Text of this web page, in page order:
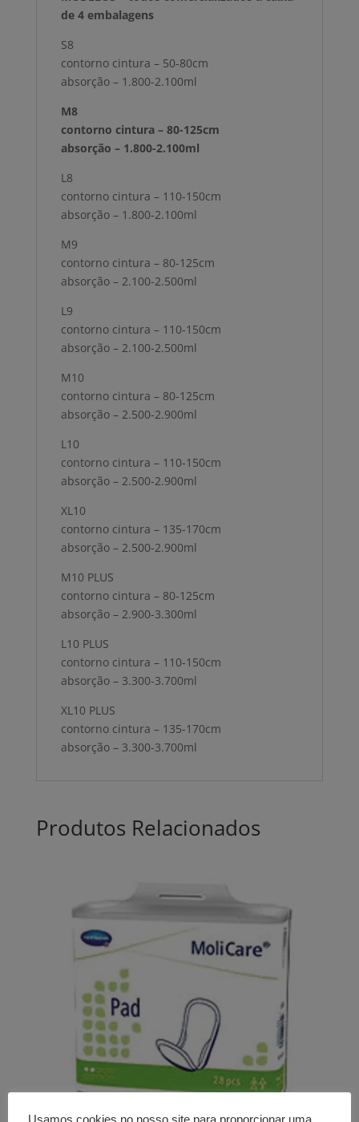
de 4 embalagens
S8
contorno cintura – 50-80cm
absorção – 1.800-2.100ml
M8
contorno cintura – 80-125cm
absorção – 1.800-2.100ml
L8
contorno cintura – 110-150cm
absorção – 1.800-2.100ml
M9
contorno cintura – 80-125cm
absorção – 2.100-2.500ml
L9
contorno cintura – 110-150cm
absorção – 2.100-2.500ml
M10
contorno cintura – 80-125cm
absorção – 2.500-2.900ml
L10
contorno cintura – 110-150cm
absorção – 2.500-2.900ml
XL10
contorno cintura – 135-170cm
absorção – 2.500-2.900ml
M10 PLUS
contorno cintura – 80-125cm
absorção – 2.900-3.300ml
L10 PLUS
contorno cintura – 110-150cm
absorção – 3.300-3.700ml
XL10 PLUS
contorno cintura – 135-170cm
absorção – 3.300-3.700ml
Produtos Relacionados